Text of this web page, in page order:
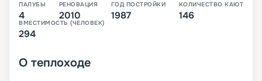
ПАЛУБЫ
4
РЕНОВАЦИЯ
2010
ГОД ПОСТРОЙКИ
1987
КОЛИЧЕСТВО КАЮТ
146
ВМЕСТИМОСТЬ (ЧЕЛОВЕК)
294
О теплоходе